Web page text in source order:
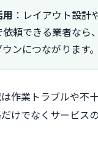
用 ：レイアウト設計
頼できる業者なら
ンにつながります。
作業トラブルや不
けでなくサービス